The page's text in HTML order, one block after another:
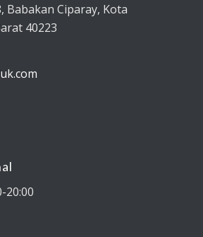
Babakan Ciparay, Kota
40223
20:00